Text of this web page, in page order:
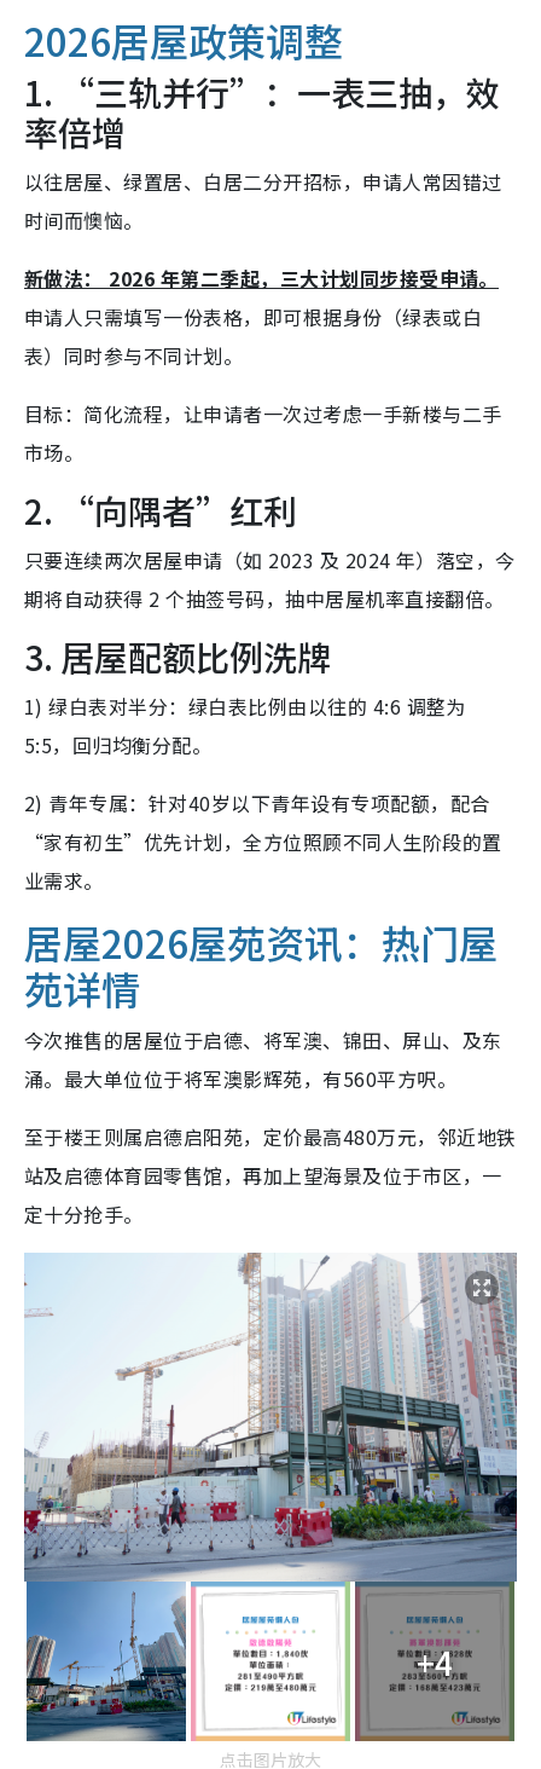
2026居屋政策调整
1. “三轨并行”：一表三抽，效
率倍增
以往居屋、绿置居、白居二分开招标，申请人常因错过
时间而懊恼。
新做法： 2026 年第二季起，三大计划同步接受申请。
申请人只需填写一份表格，即可根据身份（绿表或白
表）同时参与不同计划。
目标：简化流程，让申请者一次过考虑一手新楼与二手
市场。
2. “向隅者”红利
只要连续两次居屋申请（如 2023 及 2024 年）落空，今
期将自动获得 2 个抽签号码，抽中居屋机率直接翻倍。
3. 居屋配额比例洗牌
1) 绿白表对半分：绿白表比例由以往的 4:6 调整为
5:5，回归均衡分配。
2) 青年专属：针对40岁以下青年设有专项配额，配合
“家有初生”优先计划，全方位照顾不同人生阶段的置
业需求。
居屋2026屋苑资讯：热门屋
苑详情
今次推售的居屋位于启德、将军澳、锦田、屏山、及东
涌。最大单位位于将军澳影辉苑，有560平方呎。
至于楼王则属启德启阳苑，定价最高480万元，邻近地铁
站及启德体育园零售馆，再加上望海景及位于市区，一
定十分抢手。
+4
点击图片放大